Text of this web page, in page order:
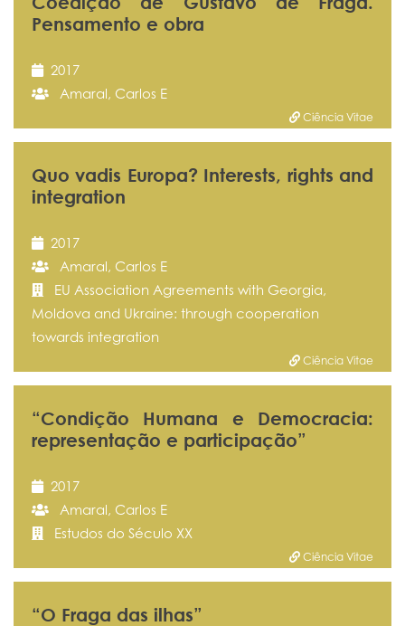
Pensamento e obra
2017
Amaral, Carlos E
Ciência Vitae
Quo vadis Europa? Interests, rights and
integration
2017
Amaral, Carlos E
EU Association Agreements with Georgia,
Moldova and Ukraine: through cooperation
towards integration
Ciência Vitae
“Condição Humana e Democracia:
representação e participação”
2017
Amaral, Carlos E
Estudos do Século XX
Ciência Vitae
“O Fraga das ilhas”